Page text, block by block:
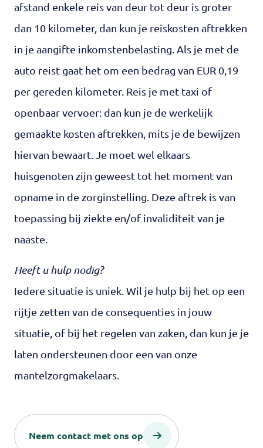
afstand enkele reis van deur tot deur is groter
dan 10 kilometer, dan kun je reiskosten aftrekken
in je aangifte inkomstenbelasting. Als je met de
auto reist gaat het om een bedrag van EUR 0,19
per gereden kilometer. Reis je met taxi of
openbaar vervoer: dan kun je de werkelijk
gemaakte kosten aftrekken, mits je de bewijzen
hiervan bewaart. Je moet wel elkaars
huisgenoten zijn geweest tot het moment van
opname in de zorginstelling. Deze aftrek is van
toepassing bij ziekte en/of invaliditeit van je
naaste.
Heeft u hulp nodig?
Iedere situatie is uniek. Wil je hulp bij het op een
rijtje zetten van de consequenties in jouw
situatie, of bij het regelen van zaken, dan kun je je
laten ondersteunen door een van onze
mantelzorgmakelaars.
Neem contact met ons op